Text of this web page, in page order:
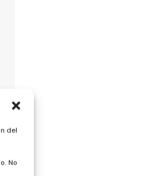
del
No